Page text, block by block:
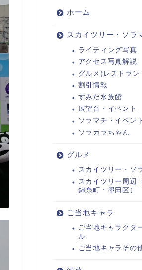
ホーム
スカイツリー・ソラ
ライティング写真
アクセス写真解説
グルメ(レストラン
割引情報
すみだ水族館
展望台・イベント
ソラマチ・イベント
ソラカラちゃん
グルメ
スカイツリー・ソ
スカイツリー周辺
錦糸町・墨田区）
ご当地キャラ
ご当地キャラクタ
ル
ご当地キャラその